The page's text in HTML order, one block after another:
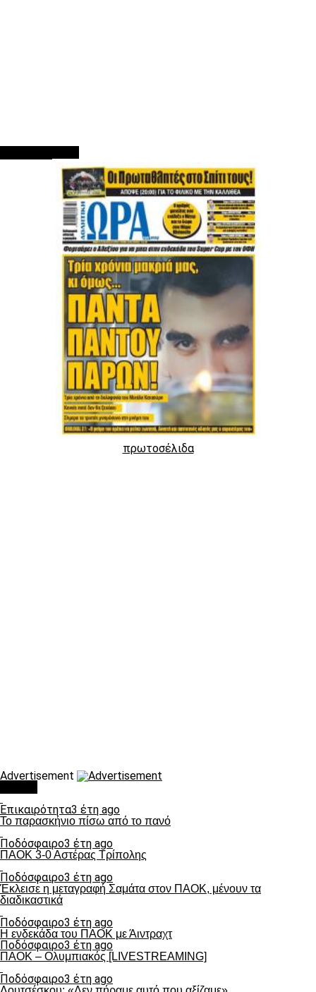
πρωτοσέλιδα
Advertisement
Επικαιρότητα3 έτη ago
Το παρασκήνιο πίσω από το πανό
Ποδόσφαιρο3 έτη ago
ΠΑΟΚ 3-0 Αστέρας Τρίπολης
Ποδόσφαιρο3 έτη ago
Έκλεισε η μεταγραφή Σαμάτα στον ΠΑΟΚ, μένουν τα
διαδικαστικά
Ποδόσφαιρο3 έτη ago
Η ενδεκάδα του ΠΑΟΚ με Άιντραχτ
Ποδόσφαιρο3 έτη ago
ΠΑΟΚ – Ολυμπιακός [LIVESTREAMING]
Ποδόσφαιρο3 έτη ago